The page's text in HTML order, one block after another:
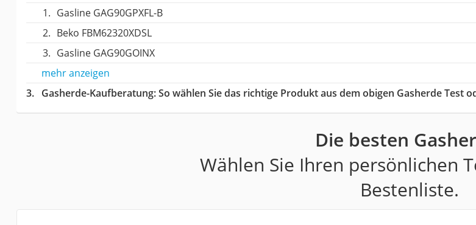
Gasline GAG90GPXFL-B
Beko FBM62320XDSL
Gasline GAG90GOINX
mehr anzeigen
Gasherde-Kaufberatung: So wählen Sie das richtige Produkt aus dem obigen Gasherde Test
Die besten
Wählen Sie Ihren persönlichen
Bestenliste.